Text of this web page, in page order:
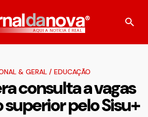
& GERAL / EDUCAÇÃO
consulta a vagas
superior pelo Sisu+